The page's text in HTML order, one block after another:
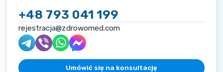
+48 793 041 199
rejestracja@zdrowomed.com
Umówić się na konsultację